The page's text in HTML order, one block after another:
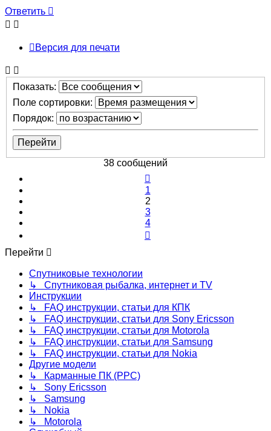
началу
Ответить
Версия для печати
Показать:
Поле сортировки:
Порядок:
38 сообщений
1
2
3
4
Перейти
Спутниковые технологии
↳ Спутниковая рыбалка, интернет и TV
Инструкции
↳ FAQ инструкции, статьи для КПК
↳ FAQ инструкции, статьи для Sony Ericsson
↳ FAQ инструкции, статьи для Motorola
↳ FAQ инструкции, статьи для Samsung
↳ FAQ инструкции, статьи для Nokia
Другие модели
↳ Карманные ПК (PPC)
↳ Sony Ericsson
↳ Samsung
↳ Nokia
↳ Motorola